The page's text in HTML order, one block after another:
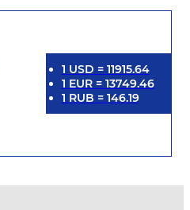
1 USD = 11915.64
1 EUR= 13749.46
1 RUB = 146.19